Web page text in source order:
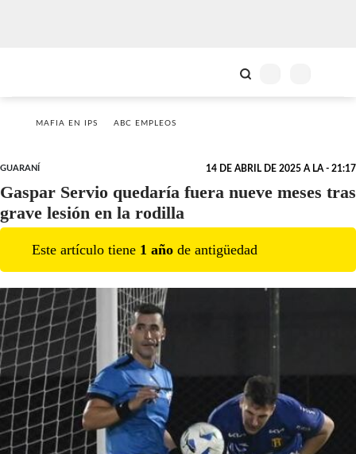
MAFIA EN IPS ABC EMPLEOS
GUARANÍ 14 DE ABRIL DE 2025 A LA - 21:17
Gaspar Servio quedaría fuera nueve meses tras
grave lesión en la rodilla
Este artículo tiene 1 año de antigüedad